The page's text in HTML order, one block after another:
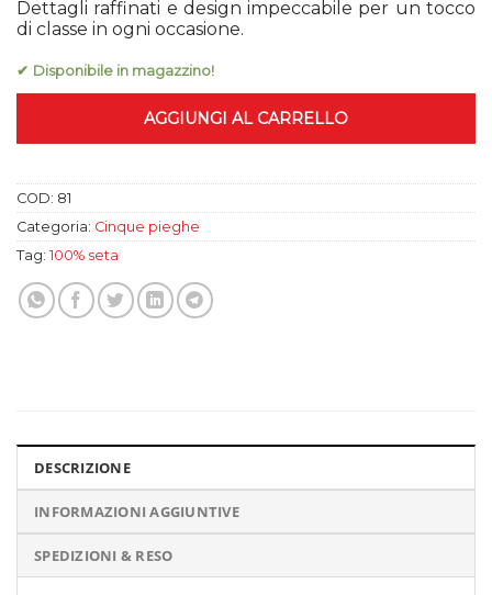
originale
79,99 €.
attuale
Dettagli raffinati e design impeccabile per un tocco
di classe in ogni occasione.
✔ Disponibile in magazzino!
AGGIUNGI AL CARRELLO
COD: 81
Categoria: Cinque pieghe
Tag: 100% seta
DESCRIZIONE
INFORMAZIONI AGGIUNTIVE
SPEDIZIONI & RESO